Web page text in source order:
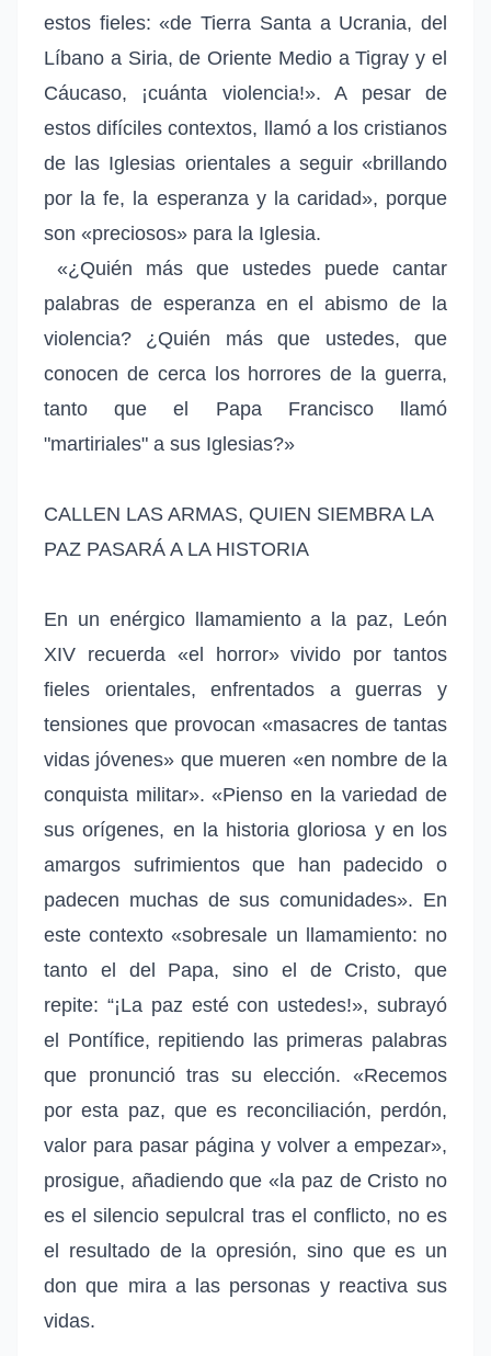
estos fieles: «de Tierra Santa a Ucrania, del
Líbano a Siria, de Oriente Medio a Tigray y el
Cáucaso, ¡cuánta violencia!». A pesar de
estos difíciles contextos, llamó a los cristianos
de las Iglesias orientales a seguir «brillando
por la fe, la esperanza y la caridad», porque
son «preciosos» para la Iglesia.
«¿Quién más que ustedes puede cantar
palabras de esperanza en el abismo de la
violencia? ¿Quién más que ustedes, que
conocen de cerca los horrores de la guerra,
tanto que el Papa Francisco llamó
"martiriales" a sus Iglesias?»
CALLEN LAS ARMAS, QUIEN SIEMBRA LA
PAZ PASARÁ A LA HISTORIA
En un enérgico llamamiento a la paz, León
XIV recuerda «el horror» vivido por tantos
fieles orientales, enfrentados a guerras y
tensiones que provocan «masacres de tantas
vidas jóvenes» que mueren «en nombre de la
conquista militar». «Pienso en la variedad de
sus orígenes, en la historia gloriosa y en los
amargos sufrimientos que han padecido o
padecen muchas de sus comunidades». En
este contexto «sobresale un llamamiento: no
tanto el del Papa, sino el de Cristo, que
repite: “¡La paz esté con ustedes!», subrayó
el Pontífice, repitiendo las primeras palabras
que pronunció tras su elección. «Recemos
por esta paz, que es reconciliación, perdón,
valor para pasar página y volver a empezar»,
prosigue, añadiendo que «la paz de Cristo no
es el silencio sepulcral tras el conflicto, no es
el resultado de la opresión, sino que es un
don que mira a las personas y reactiva sus
vidas.